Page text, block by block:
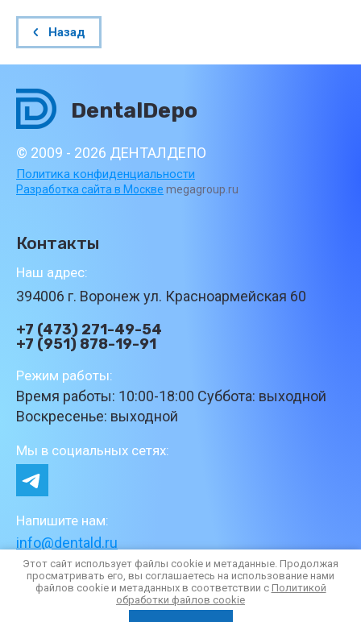
Назад
DentalDepo
© 2009 - 2026 ДЕНТАЛДЕПО
Политика конфиденциальности
Разработка сайта в Москве megagroup.ru
Мы в социальных сетях:
Напишите нам:
info@dentald.ru
Контакты
Наш адрес:
394006 г. Воронеж ул. Красноармейская 60
+7 (473) 271-49-54
+7 (951) 878-19-91
Режим работы:
Время работы: 10:00-18:00 Суббота: выходной
Воскресенье: выходной
Этот сайт использует файлы cookie и метаданные. Продолжая
просматривать его, вы соглашаетесь на использование нами
файлов cookie и метаданных в соответствии с Политикой
обработки файлов cookie